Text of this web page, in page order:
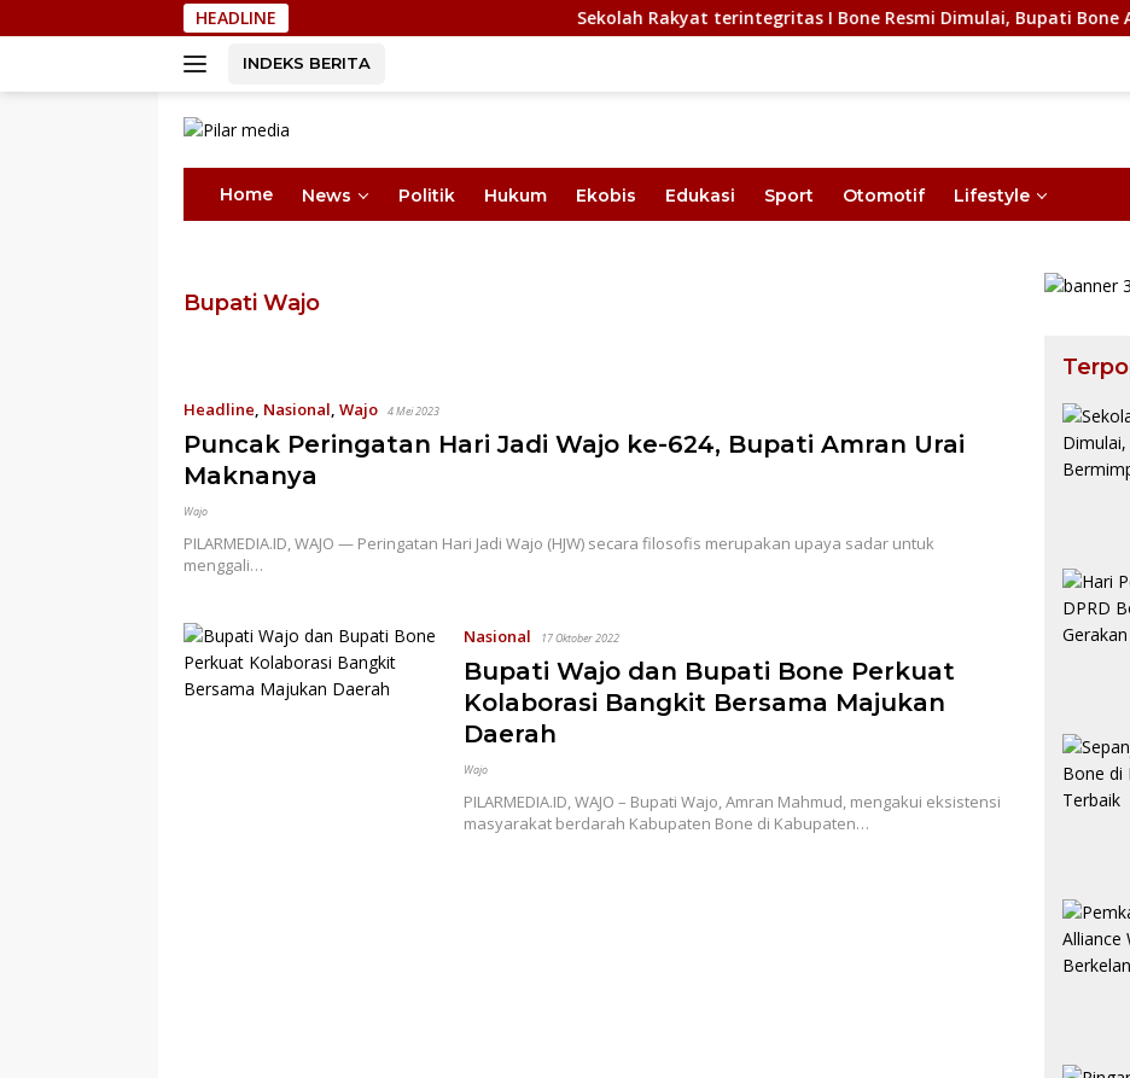
ke
HEADLINE Sekolah Rakyat terintegritas I Bone Resmi Dimulai, Bupati Bone Ajak
INDEKS BERITA
Home News Politik Hukum Ekobis Edukasi Sport Otomotif Lifestyle
Bupati Wajo
Headline Nasional Wajo 4 Mei 2023
Puncak Peringatan Hari Jadi Wajo ke-624, Bupati Amran Urai
Maknanya
Wajo
PILARMEDIA.ID, WAJO — Peringatan Hari Jadi Wajo (HJW) secara filosofis merupakan upaya sadar untuk
menggali…
Nasional 17 Oktober 2022
Bupati Wajo dan Bupati Bone Perkuat
Kolaborasi Bangkit Bersama Majukan
Daerah
Wajo
PILARMEDIA.ID, WAJO – Bupati Wajo, Amran Mahmud, mengakui eksistensi
masyarakat berdarah Kabupaten Bone di Kabupaten…